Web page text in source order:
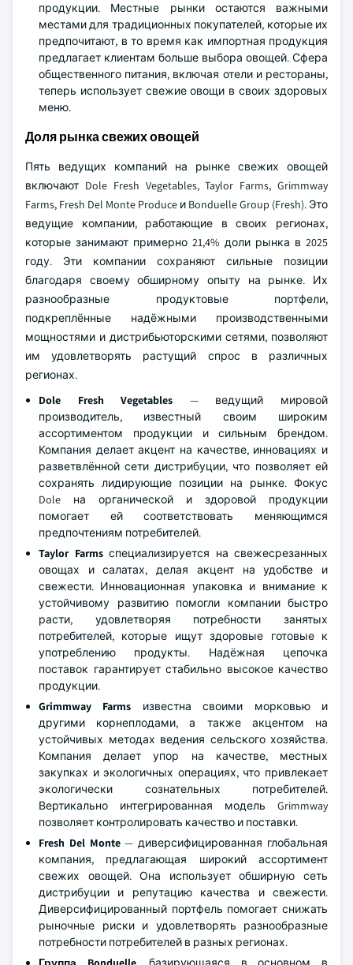
продукции. Местные рынки остаются важными
местами для традиционных покупателей, которые их
предпочитают, в то время как импортная продукция
предлагает клиентам больше выбора овощей. Сфера
общественного питания, включая отели и рестораны,
теперь использует свежие овощи в своих здоровых
меню.
Доля рынка свежих овощей
Пять ведущих компаний на рынке свежих овощей
включают Dole Fresh Vegetables, Taylor Farms, Grimmway
Farms, Fresh Del Monte Produce и Bonduelle Group (Fresh). Это
ведущие компании, работающие в своих регионах,
которые занимают примерно 21,4% доли рынка в 2025
году. Эти компании сохраняют сильные позиции
благодаря своему обширному опыту на рынке. Их
разнообразные продуктовые портфели,
подкреплённые надёжными производственными
мощностями и дистрибьюторскими сетями, позволяют
им удовлетворять растущий спрос в различных
регионах.
Dole Fresh Vegetables — ведущий мировой
производитель, известный своим широким
ассортиментом продукции и сильным брендом.
Компания делает акцент на качестве, инновациях и
разветвлённой сети дистрибуции, что позволяет ей
сохранять лидирующие позиции на рынке. Фокус
Dole на органической и здоровой продукции
помогает ей соответствовать меняющимся
предпочтениям потребителей.
Taylor Farmsспециализируется на свежесрезанных
овощах и салатах, делая акцент на удобстве и
свежести. Инновационная упаковка и внимание к
устойчивому развитию помогли компании быстро
расти, удовлетворяя потребности занятых
потребителей, которые ищут здоровые готовые к
употреблению продукты. Надёжная цепочка
поставок гарантирует стабильно высокое качество
продукции.
Grimmway Farms известна своими морковью и
другими корнеплодами, а также акцентом на
устойчивых методах ведения сельского хозяйства.
Компания делает упор на качестве, местных
закупках и экологичных операциях, что привлекает
экологически сознательных потребителей.
Вертикально интегрированная модель Grimmway
позволяет контролировать качество и поставки.
Fresh Del Monte— диверсифицированная глобальная
компания, предлагающая широкий ассортимент
свежих овощей. Она использует обширную сеть
дистрибуции и репутацию качества и свежести.
Диверсифицированный портфель помогает снижать
рыночные риски и удовлетворять разнообразные
потребности потребителей в разных регионах.